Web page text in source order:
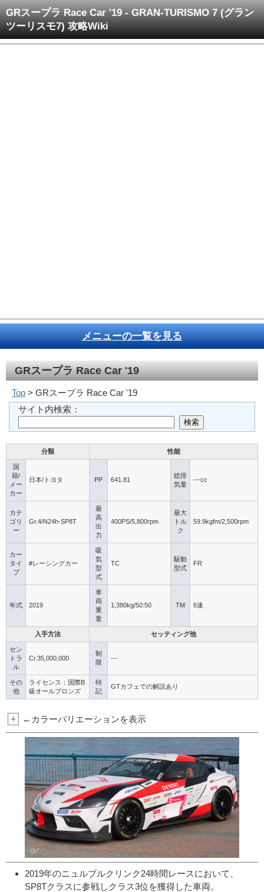
GRスープラ Race Car '19 - GRAN-TURISMO 7 (グラン
ツーリスモ7) 攻略Wiki
メニューの一覧を見る
GRスープラ Race Car '19
Top > GRスープラ Race Car '19
サイト内検索：
分類 性能
国
籍/
メー
カー
日本/トヨタ PP 641.81
総排
気量
---cc
カテ
ゴリ
ー
Gr.4/N24h-SP8T
最
高
出
力
400PS/5,800rpm
最大
トル
ク
59.9kgfm/2,500rpm
カー
タイ
プ
#レーシングカー
吸
気
型
式
TC
駆動
型式
FR
年式 2019
車
両
重
量
1,380kg/50:50 TM 6速
入手方法 セッティング他
セン
トラ
ル
Cr.35,000,000
制
限
---
その
他
ライセンス：国際B
級オールブロンズ
特
記
GTカフェでの解説あり
+ ←カラーバリエーションを表示
2019年のニュルブルクリンク24時間レースにおいて、
SP8Tクラスに参戦しクラス3位を獲得した車両。